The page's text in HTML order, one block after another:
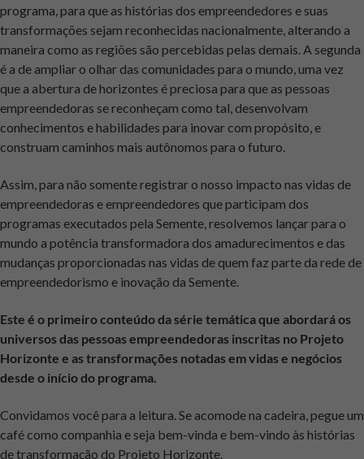
programa, para que as histórias dos empreendedores e suas
transformações sejam reconhecidas nacionalmente, alterando a
maneira como as regiões são percebidas pelas demais. A segunda
é a de ampliar o olhar das comunidades para o mundo, uma vez
que a abertura de horizontes é preciosa para que as pessoas
empreendedoras se reconheçam como tal, desenvolvam
conhecimentos e habilidades para inovar com propósito, e
construam caminhos mais autônomos para o futuro.
Assim, para não somente registrar o nosso impacto nas vidas de
empreendedoras e empreendedores que participam dos
programas executados pela Semente, resolvemos lançar para o
mundo a potência transformadora dos amadurecimentos e das
mudanças proporcionadas nas vidas de quem faz parte da rede de
empreendedorismo e inovação da Semente.
Este é o primeiro conteúdo da série temática que abordará os
universos das pessoas empreendedoras inscritas no Projeto
Horizonte e as transformações notadas em vidas e negócios
desde o início do programa.
Convidamos você para a leitura. Se acomode na cadeira, pegue um
café como companhia e seja bem-vinda e bem-vindo às histórias
de transformação do Projeto Horizonte.